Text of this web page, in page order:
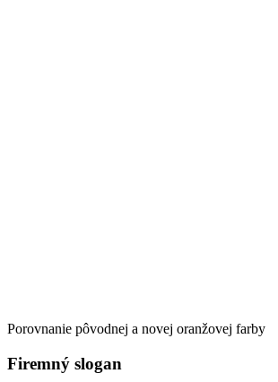
Porovnanie pôvodnej a novej oranžovej farby
Firemný slogan